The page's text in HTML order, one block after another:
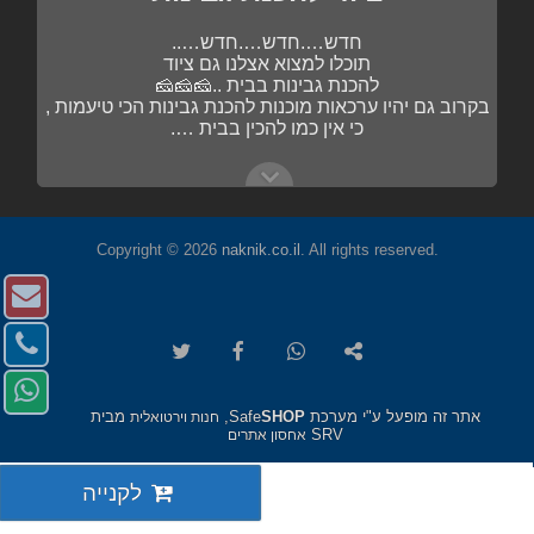
לקנייה
חדש….חדש….חדש…..
תוכלו למצוא אצלנו גם ציוד
להכנת גבינות בבית ..🧀🧀🧀
בקרוב גם יהיו ערכאות מוכנות להכנת גבינות הכי טיעמות ,
כי אין כמו להכין בבית ….
נעדכן בהמשך 🥓🥓🥓🥓
ציוד להכנת גבינות
חדש….חדש….חדש…..
Copyright © 2026 naknik.co.il . All rights reserved.
שתף
העתק
https://www.naknik.co.il/
102.htm
אתר זה מופעל ע"י מערכת Safe SHOP
, חנות וירטואליתמבית
SRV אחסון אתרים
-
-